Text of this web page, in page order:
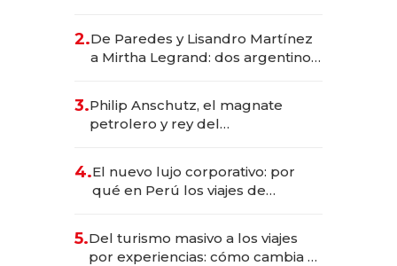
las marcas "fast premium"
2.De Paredes y Lisandro Martínez
a Mirtha Legrand: dos argentinos
3.Philip Anschutz, el magnate
petrolero y rey del
Fénix
4.El nuevo lujo corporativo: por
qué en Perú los viajes de
transformadoras
5.Del turismo masivo a los viajes
por experiencias: cómo cambia el